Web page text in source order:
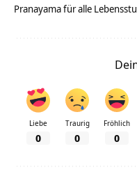
Pranayama für alle
Liebe
0
Traurig
0
Fröhlich
0